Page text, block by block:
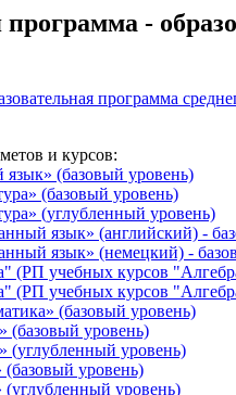
-
программа
и курсов:
язык» (базовый уровень)
(базовый уровень)
(углубленный уровень)
язык» (английский) -
язык» (немецкий) -
(РП учебных курсов
(РП учебных курсов
(базовый уровень)
(базовый уровень)
(углубленный уровень)
уровень)
уровень)